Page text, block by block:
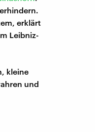
erklärt
Leibniz-
kleine
und